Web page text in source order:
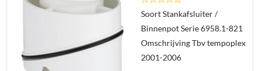
Details
In
Soort Stankafsluiter /
Binnenpot Serie 6958.1-821
Omschrijving Tbv tempoplex
2001-2006